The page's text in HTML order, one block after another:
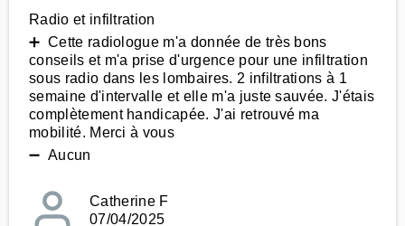
Radio et infiltration
➕ Cette radiologue m'a donnée de très bons
conseils et m'a prise d'urgence pour une infiltration
sous radio dans les lombaires. 2 infiltrations à 1
semaine d'intervalle et elle m'a juste sauvée. J'étais
complètement handicapée. J'ai retrouvé ma
mobilité. Merci à vous
➖ Aucun
Catherine F
07/04/2025